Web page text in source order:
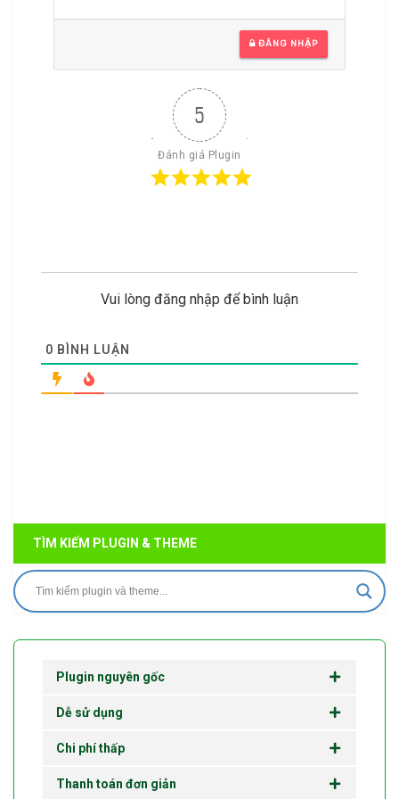
ĐĂNG NHẬP
5
Đánh giá Plugin
Vui lòng đăng nhập để bình luận
0 BÌNH LUẬN
TÌM KIẾM PLUGIN & THEME
Plugin nguyên gốc
Dễ sử dụng
Chi phí thấp
Thanh toán đơn giản